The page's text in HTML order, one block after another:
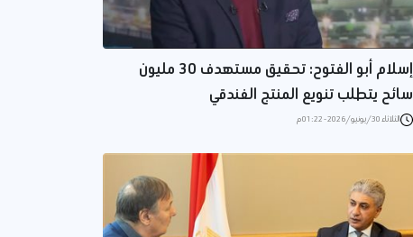
إسلام أبو الفتوح: تحقيق مستهدف 30 مليون
سائح يتطلب تنويع المنتج الفندقي
الثلاثاء 30/يونيو/2026 - 01:22 م